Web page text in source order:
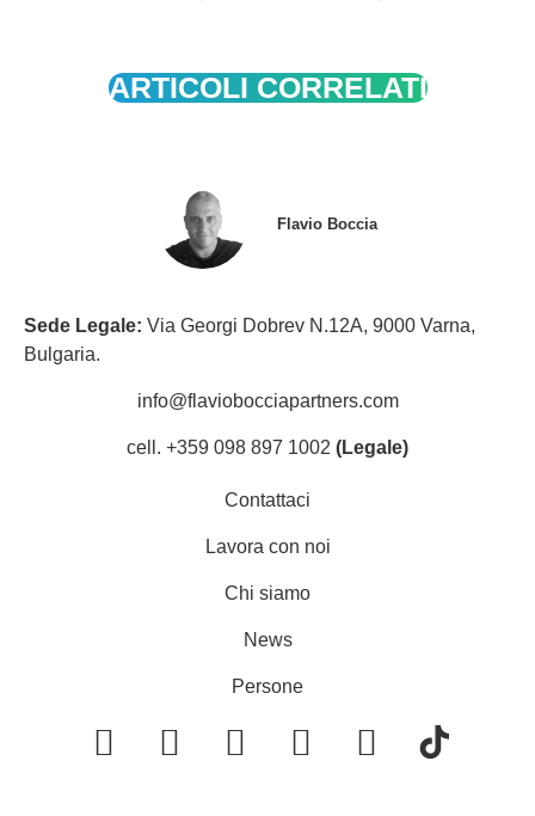
ARTICOLI CORRELATI
Flavio Boccia
Contattaci
Lavora con noi
Chi siamo
News
Persone
Sede Legale: Via Georgi Dobrev N.12A, 9000 Varna,
Bulgaria.
info@flaviobocciapartners.com​
cell. +359 098 897 1002 (Legale)